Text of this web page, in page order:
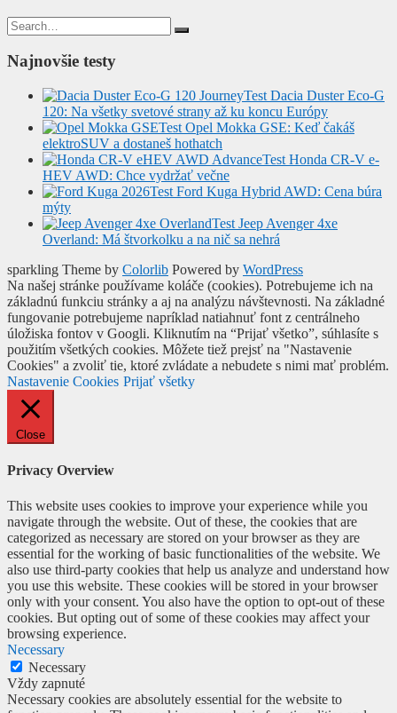
Search
for:
Najnovšie testy
Test Dacia Duster Eco-G
120: Na všetky svetové strany až ku koncu Európy
Test Opel Mokka GSE: Keď čakáš
elektroSUV a dostaneš hothatch
Test Honda CR-V e-
HEV AWD: Chce vydržať večne
Test Ford Kuga Hybrid AWD: Cena búra
mýty
Test Jeep Avenger 4xe
Overland: Má štvorkolku a na nič sa nehrá
sparkling Theme by Colorlib Powered by WordPress
Na našej stránke používame koláče (cookies). Potrebujeme ich na
základnú funkciu stránky a aj na analýzu návštevnosti. Na základné
fungovanie potrebujeme napríklad natiahnuť font z centrálneho
úložiska fontov v Googli. Kliknutím na “Prijať všetko”, súhlasíte s
použitím všetkých cookies. Môžete tiež prejsť na "Nastavenie
Cookies" a zvoliť tie, ktoré zvládate a nebudete s nimi mať problém.
Nastavenie Cookies Prijať všetky
Close
Privacy Overview
This website uses cookies to improve your experience while you
navigate through the website. Out of these, the cookies that are
categorized as necessary are stored on your browser as they are
essential for the working of basic functionalities of the website. We
also use third-party cookies that help us analyze and understand how
you use this website. These cookies will be stored in your browser
only with your consent. You also have the option to opt-out of these
cookies. But opting out of some of these cookies may affect your
browsing experience.
Necessary
Necessary
Vždy zapnuté
Necessary cookies are absolutely essential for the website to